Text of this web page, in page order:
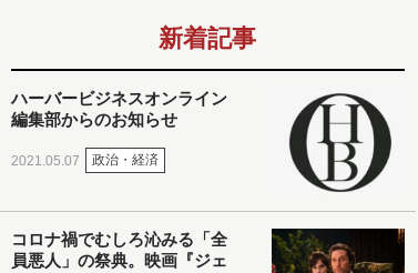
新着記事
ハーバービジネスオンライン
編集部からのお知らせ
2021.05.07 政治・経済
コロナ禍でむしろ沁みる「全
員悪人」の祭典。映画『ジェ